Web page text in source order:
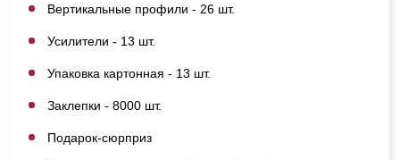
Вертикальные профили - 26 шт.
Усилители - 13 шт.
Упаковка картонная - 13 шт.
Заклепки - 8000 шт.
Подарок-сюрприз